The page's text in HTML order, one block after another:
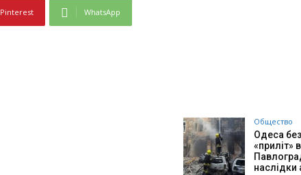
Pinterest WhatsApp
Общество
Одеса без
«приліт»
наслідки